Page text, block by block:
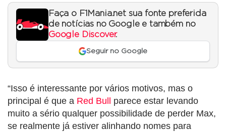
Faça o F1Mania.net sua fonte preferida
de notícias no Google e também no
Google Discover.
Seguir no Google
“Isso é interessante por vários motivos, mas o
principal é que a Red Bull
parece estar levando
muito a sério qualquer possibilidade de perder Max,
se realmente já estiver alinhando nomes para